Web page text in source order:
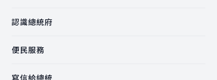
認識總統府
便民服務
寫信給總統